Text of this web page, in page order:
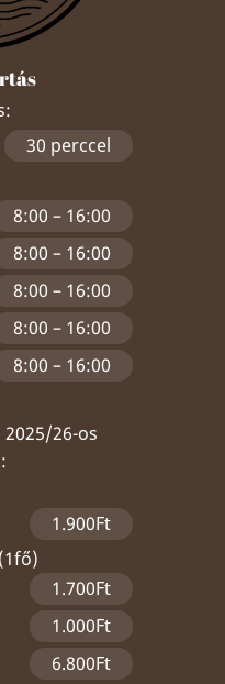
30 perccel
8:00 – 16:00
8:00 – 16:00
8:00 – 16:00
8:00 – 16:00
8:00 – 16:00
2025/26-os
1.900Ft
1.700Ft
1.000Ft
6.800Ft